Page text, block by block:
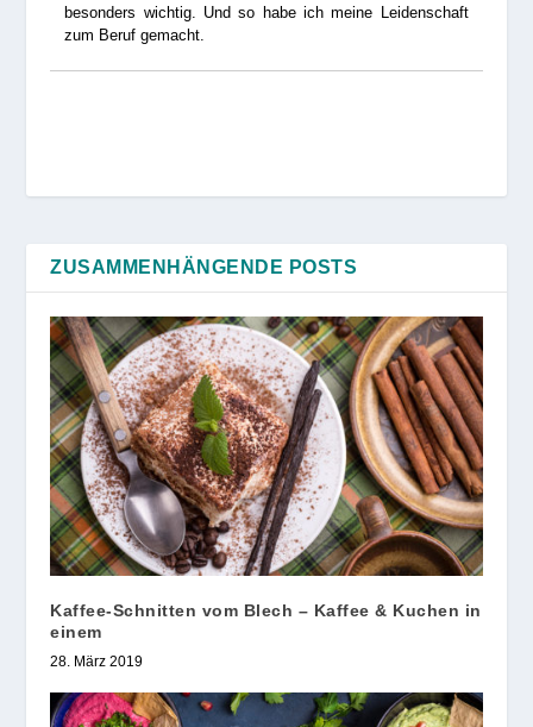
besonders wichtig. Und so habe ich meine Leidenschaft
zum Beruf gemacht.
ZUSAMMENHÄNGENDE POSTS
Kaffee-Schnitten vom Blech – Kaffee & Kuchen in
einem
28. März 2019